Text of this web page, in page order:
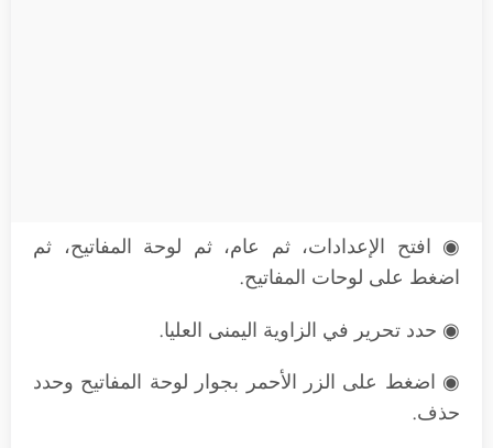
◉ افتح الإعدادات، ثم عام، ثم لوحة المفاتيح، ثم
اضغط على لوحات المفاتيح.
◉ حدد تحرير في الزاوية اليمنى العليا.
◉ اضغط على الزر الأحمر بجوار لوحة المفاتيح وحدد
حذف.